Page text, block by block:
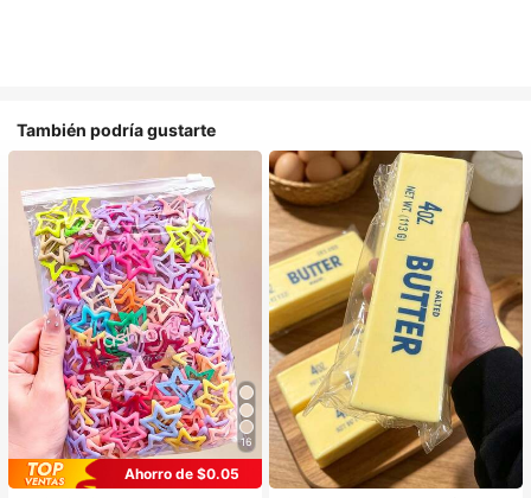
También podría gustarte
16
Ahorro de $0.05